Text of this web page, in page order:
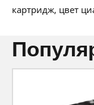
36 мес:68 BYN/
12 месяцев
картридж, цвет